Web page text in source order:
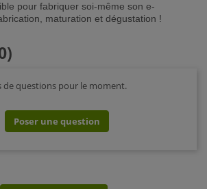
pour fabriquer soi-même son e-
maturation et dégustation !
de questions pour le moment.
Poser une question